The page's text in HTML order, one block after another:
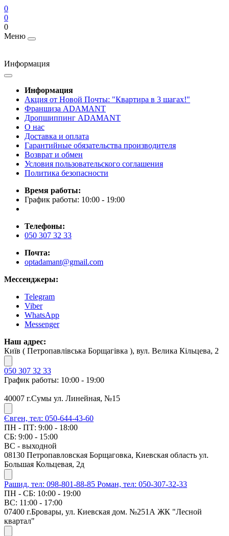
0
0
0
Меню
Информация
Информация
Акция от Новой Почты: "Квартира в 3 шагах!"
Франшиза ADAMANT
Дропшиппинг ADAMANT
О нас
Доставка и оплата
Гарантийные обязательства производителя
Возврат и обмен
Условия пользовательского соглашения
Политика безопасности
Время работы:
График работы: 10:00 - 19:00
Телефоны:
050 307 32 33
Почта:
optadamant@gmail.com
Мессенджеры:
Telegram
Viber
WhatsApp
Messenger
Наш адрес:
Київ ( Петропавлівська Борщагівка ), вул. Велика Кільцева, 2
050 307 32 33
График работы: 10:00 - 19:00
40007 г.Сумы ул. Линейная, №15
Євген, тел: 050-644-43-60
ПН - ПТ: 9:00 - 18:00
СБ: 9:00 - 15:00
ВС - выходной
08130 Петропавловская Борщаговка, Киевская область ул.
Большая Кольцевая, 2д
Рашид, тел: 098-801-88-85 Роман, тел: 050-307-32-33
ПН - СБ: 10:00 - 19:00
ВС: 11:00 - 17:00
07400 г.Бровары, ул. Киевская дом. №251А ЖК "Лесной
квартал"